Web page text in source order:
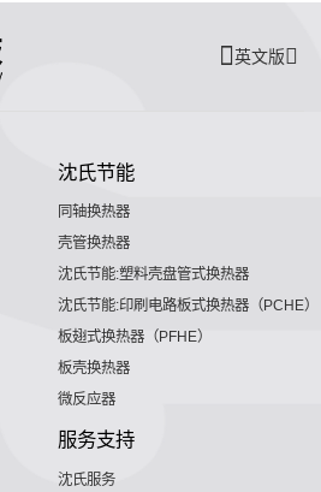
英文版
沈氏节能
同轴换热器
壳管换热器
沈氏节能:塑料壳盘管式换热器
沈氏节能:印刷电路板式换热器（PCHE）
板翅式换热器（PFHE）
板壳换热器
微反应器
服务支持
沈氏服务